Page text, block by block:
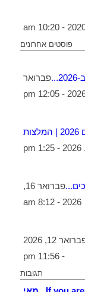
פוסטים אחרונים
פברואר
דירות נופש וצימרים בהרי הטטרה הגבוהים 2026 | המלצות
פברואר 16,
2026 - 8:12 am
פברואר 12, 2026
- 11:56 pm
תגובות